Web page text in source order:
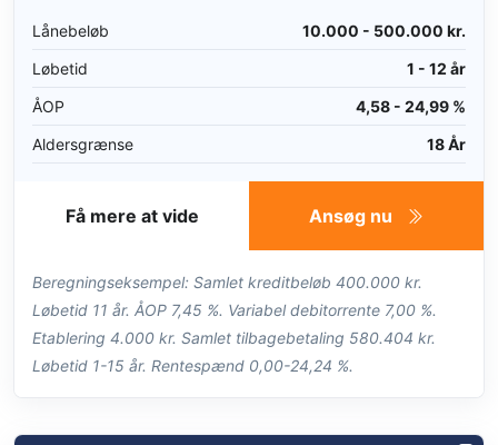
Lånebeløb
10.000 - 500.000 kr.
Løbetid
1 - 12 år
ÅOP
4,58 - 24,99 %
Aldersgrænse
18 År
Ansøg nu
Få mere at vide
Beregningseksempel: Samlet kreditbeløb 400.000 kr.
Løbetid 11 år. ÅOP 7,45 %. Variabel debitorrente 7,00 %.
Etablering 4.000 kr. Samlet tilbagebetaling 580.404 kr.
Løbetid 1-15 år. Rentespænd 0,00-24,24 %.